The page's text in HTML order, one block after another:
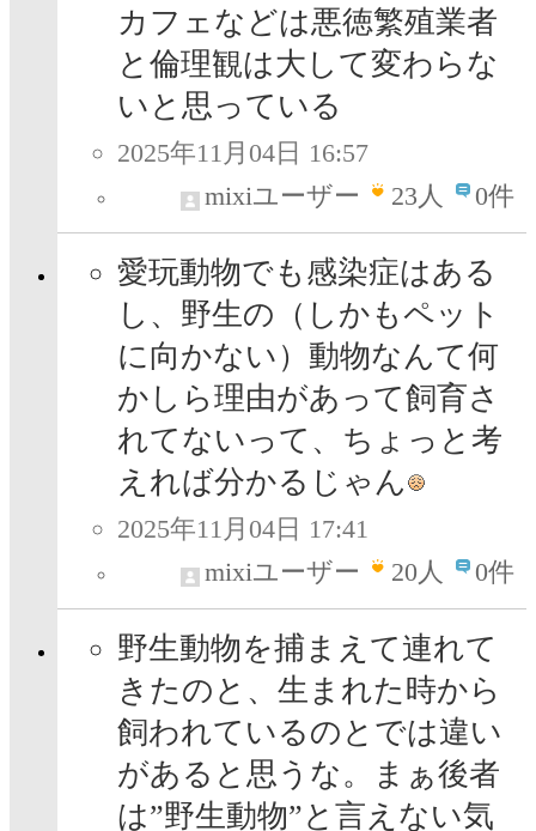
カフェなどは悪徳繁殖業者
と倫理観は大して変わらな
いと思っている
2025年11月04日 16:57
mixiユーザー
23人 0件
愛玩動物でも感染症はある
し、野生の（しかもペット
に向かない）動物なんて何
かしら理由があって飼育さ
れてないって、ちょっと考
えれば分かるじゃん
2025年11月04日 17:41
mixiユーザー
20人 0件
野生動物を捕まえて連れて
きたのと、生まれた時から
飼われているのとでは違い
があると思うな。まぁ後者
は”野生動物”と言えない気